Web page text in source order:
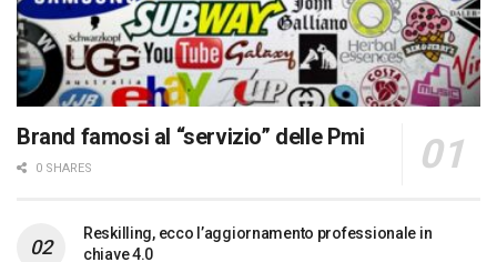
Brand famosi al “servizio” delle Pmi
0 SHARES
Reskilling, ecco l’aggiornamento professionale in
chiave 4.0